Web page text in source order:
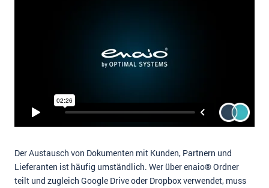
Der Austausch von Dokumenten mit Kunden, Partnern und
Lieferanten ist häufig umständlich. Wer über enaio® Ordner
teilt und zugleich Google Drive oder Dropbox verwendet, muss